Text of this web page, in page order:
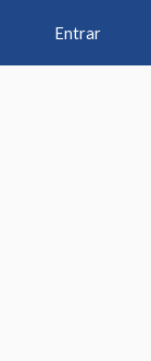
Entrar